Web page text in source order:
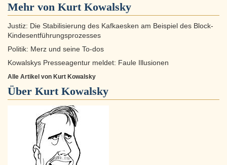
Mehr von Kurt Kowalsky
Justiz: Die Stabilisierung des Kafkaesken am Beispiel des Block-
Kindesentführungsprozesses
Politik: Merz und seine To-dos
Kowalskys Presseagentur meldet: Faule Illusionen
Alle Artikel von Kurt Kowalsky
Über Kurt Kowalsky